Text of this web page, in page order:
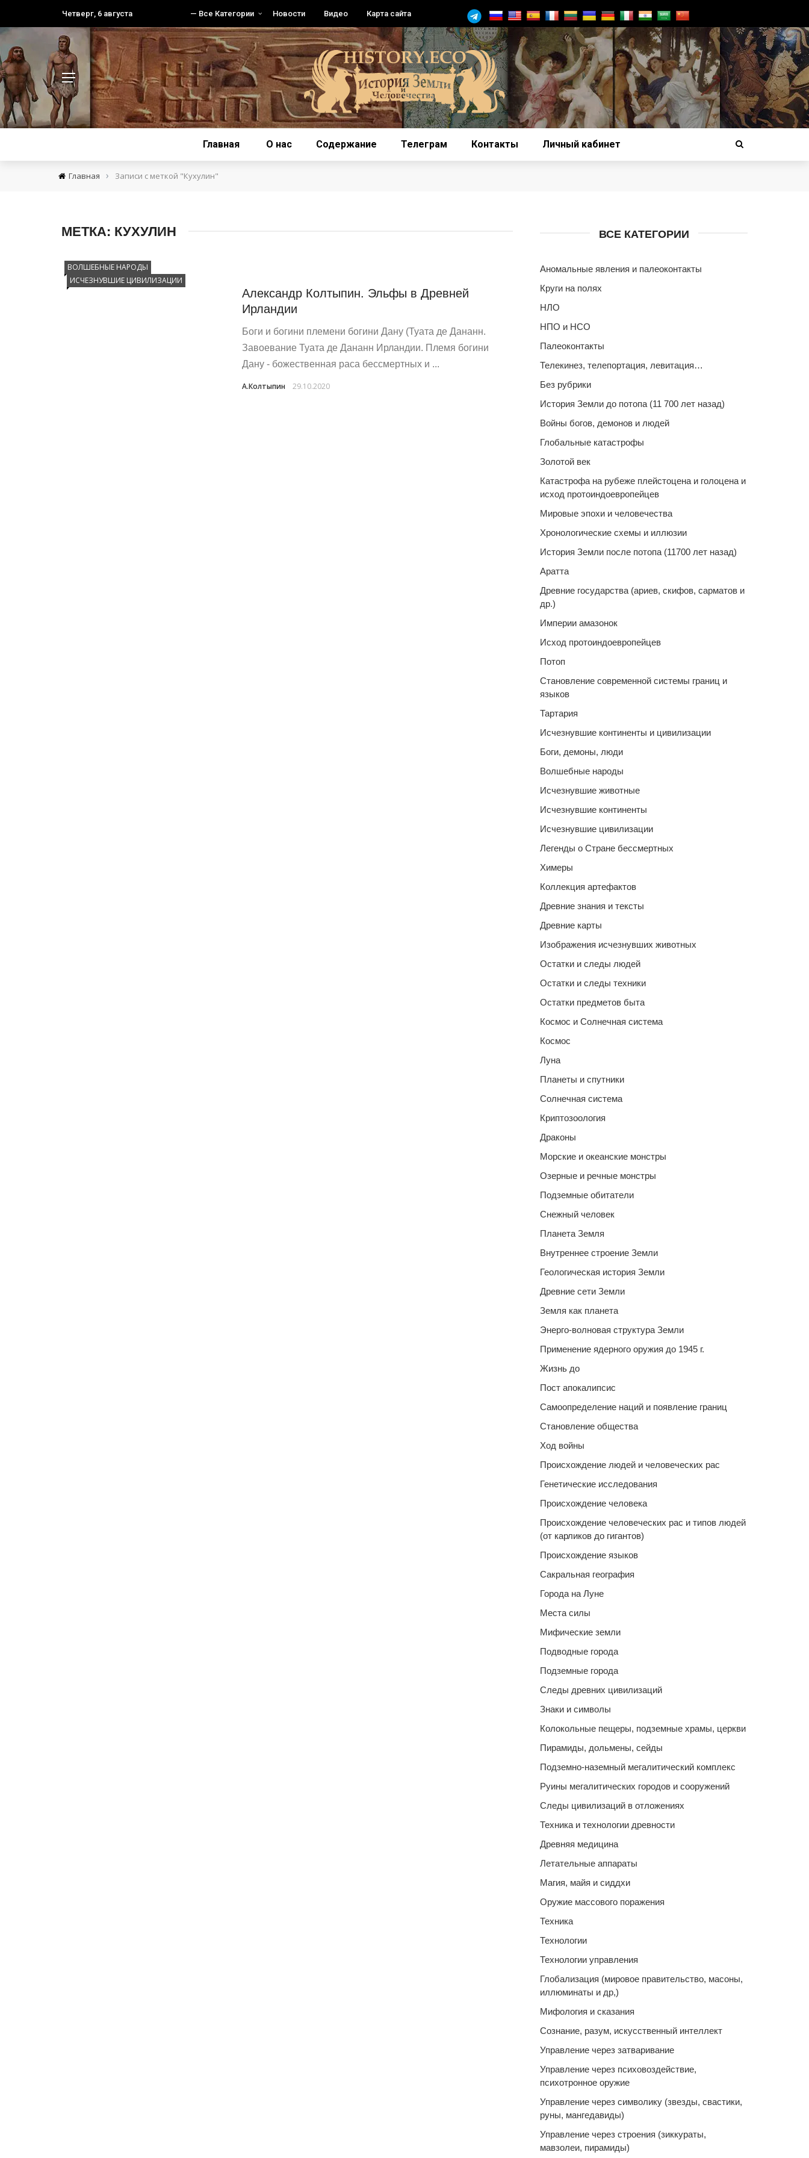
Четверг, 6 августа — Все Категории Новости Видео Карта сайта
Главная О нас Содержание Телеграм Контакты Личный кабинет
Главная › Записи с меткой "Кухулин"
МЕТКА: КУХУЛИН
ВОЛШЕБНЫЕ НАРОДЫ
ИСЧЕЗНУВШИЕ ЦИВИЛИЗАЦИИ
Александр Колтыпин. Эльфы в Древней
Ирландии
Боги и богини племени богини Дану (Туата де Дананн.
Завоевание Туата де Дананн Ирландии. Племя богини
Дану - божественная раса бессмертных и ...
А.Колтыпин 29.10.2020
ВСЕ КАТЕГОРИИ
Аномальные явления и палеоконтакты
Круги на полях
НЛО
НПО и НСО
Палеоконтакты
Телекинез, телепортация, левитация…
Без рубрики
История Земли до потопа (11 700 лет назад)
Войны богов, демонов и людей
Глобальные катастрофы
Золотой век
Катастрофа на рубеже плейстоцена и голоцена и
исход протоиндоевропейцев
Мировые эпохи и человечества
Хронологические схемы и иллюзии
История Земли после потопа (11700 лет назад)
Аратта
Древние государства (ариев, скифов, сарматов и
др.)
Империи амазонок
Исход протоиндоевропейцев
Потоп
Становление современной системы границ и
языков
Тартария
Исчезнувшие континенты и цивилизации
Боги, демоны, люди
Волшебные народы
Исчезнувшие животные
Исчезнувшие континенты
Исчезнувшие цивилизации
Легенды о Стране бессмертных
Химеры
Коллекция артефактов
Древние знания и тексты
Древние карты
Изображения исчезнувших животных
Остатки и следы людей
Остатки и следы техники
Остатки предметов быта
Космос и Солнечная система
Космос
Луна
Планеты и спутники
Солнечная система
Криптозоология
Драконы
Морские и океанские монстры
Озерные и речные монстры
Подземные обитатели
Снежный человек
Планета Земля
Внутреннее строение Земли
Геологическая история Земли
Древние сети Земли
Земля как планета
Энерго-волновая структура Земли
Применение ядерного оружия до 1945 г.
Жизнь до
Пост апокалипсис
Самоопределение наций и появление границ
Становление общества
Ход войны
Происхождение людей и человеческих рас
Генетические исследования
Происхождение человека
Происхождение человеческих рас и типов людей
(от карликов до гигантов)
Происхождение языков
Сакральная география
Города на Луне
Места силы
Мифические земли
Подводные города
Подземные города
Следы древних цивилизаций
Знаки и символы
Колокольные пещеры, подземные храмы, церкви
Пирамиды, дольмены, сейды
Подземно-наземный мегалитический комплекс
Руины мегалитических городов и сооружений
Следы цивилизаций в отложениях
Техника и технологии древности
Древняя медицина
Летательные аппараты
Магия, майя и сиддхи
Оружие массового поражения
Техника
Технологии
Технологии управления
Глобализация (мировое правительство, масоны,
иллюминаты и др,)
Мифология и сказания
Сознание, разум, искусственный интеллект
Управление через затваривание
Управление через психовоздействие,
психотронное оружие
Управление через символику (звезды, свастики,
руны, мангедавиды)
Управление через строения (зиккураты,
мавзолеи, пирамиды)